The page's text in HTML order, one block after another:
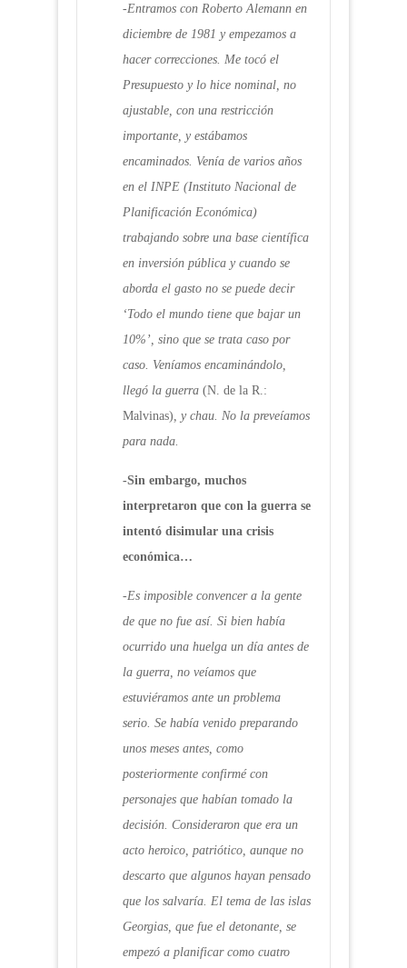
-Entramos con Roberto Alemann en
diciembre de 1981 y empezamos a
hacer correcciones. Me tocó el
Presupuesto y lo hice nominal, no
ajustable, con una restricción
importante, y estábamos
encaminados. Venía de varios años
en el INPE (Instituto Nacional de
Planificación Económica)
trabajando sobre una base científica
en inversión pública y cuando se
aborda el gasto no se puede decir
‘Todo el mundo tiene que bajar un
10%’, sino que se trata caso por
caso. Veníamos encaminándolo,
llegó la guerra (N. de la R.:
Malvinas), y chau. No la preveíamos
para nada.
-Sin embargo, muchos
interpretaron que con la guerra se
intentó disimular una crisis
económica…
-Es imposible convencer a la gente
de que no fue así. Si bien había
ocurrido una huelga un día antes de
la guerra, no veíamos que
estuviéramos ante un problema
serio. Se había venido preparando
unos meses antes, como
posteriormente confirmé con
personajes que habían tomado la
decisión. Consideraron que era un
acto heroico, patriótico, aunque no
descarto que algunos hayan pensado
que los salvaría. El tema de las islas
Georgias, que fue el detonante, se
empezó a planificar como cuatro